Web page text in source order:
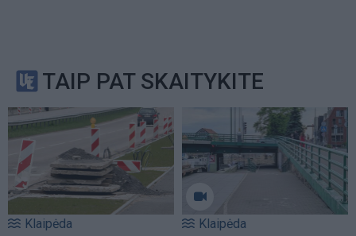
TAIP PAT SKAITYKITE
Klaipėda Klaipėda